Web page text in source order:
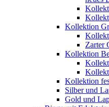
Kollektion
Zarter
Kollektion
Kollektion
Silber und
Gold und